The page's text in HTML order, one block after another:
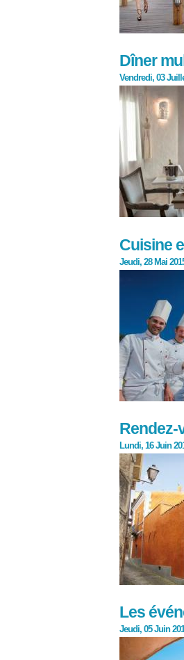
Dîner
Vendredi, 03
Cuisine
Jeudi, 28 Mai
Rendez-
Lundi, 16 Juin
Les
Jeudi, 05 Juin